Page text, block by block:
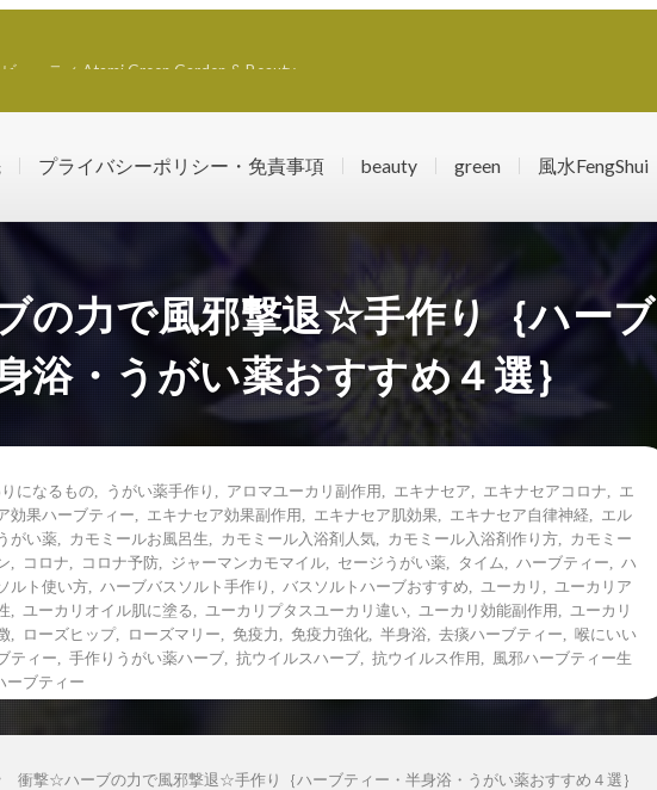
ューティ Atami Green Garden & Beauty
プライバシーポリシー・免責事項 beauty green 風水FengShui
の力で風邪撃退☆手作り｛ハーブ
浴・うがい薬おすすめ４選｝
になるもの うがい薬手作り アロマユーカリ副作用 エキナセア エキナセアコロナ
エ
効果ハーブティー エキナセア効果副作用 エキナセア肌効果 エキナセア自律神経
エル
がい薬 カモミールお風呂生 カモミール入浴剤人気 カモミール入浴剤作り方
カモミー
コロナ コロナ予防 ジャーマンカモマイル セージうがい薬 タイム ハーブティー
ハ
ルト使い方 ハーブバスソルト手作り バスソルトハーブおすすめ ユーカリ
ユーカリア
ユーカリオイル肌に塗る ユーカリプタスユーカリ違い ユーカリ効能副作用
ユーカリ
ローズヒップ, ローズマリー 免疫力 免疫力強化 半身浴 去痰ハーブティー
喉にいい
ティー 手作りうがい薬ハーブ 抗ウイルスハーブ 抗ウイルス作用
風邪ハーブティー生
ーブティー
衝撃☆ハーブの力で風邪撃退☆手作り｛ハーブティー・半身浴・うがい薬おすすめ４選｝